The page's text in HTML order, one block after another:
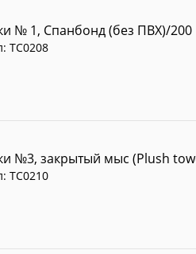
№ 1, Спанбонд (без ПВХ)/200
TC0208
№3, закрытый мыс (Plush
TC0210